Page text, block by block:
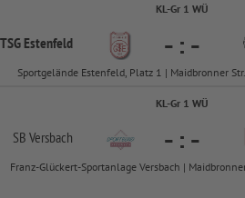
KL-Gr 1 WÜ
TSG Estenfeld - : -
Sportgelände Estenfeld, Platz 1 | Maidbronner
KL-Gr 1 WÜ
SB Versbach - : -
Franz-Glückert-Sportanlage Versbach |